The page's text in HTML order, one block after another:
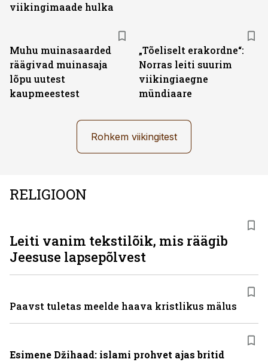
viikingimaade hulka
Muhu muinasaarded
räägivad muinasaja
lõpu uutest
kaupmeestest
„Tõeliselt erakordne“:
Norras leiti suurim
viikingiaegne
mündiaare
Rohkem viikingitest
RELIGIOON
Leiti vanim tekstilõik, mis räägib
Jeesuse lapsepõlvest
Paavst tuletas meelde haava kristlikus mälus
Esimene Džihaad: islami prohvet ajas britid